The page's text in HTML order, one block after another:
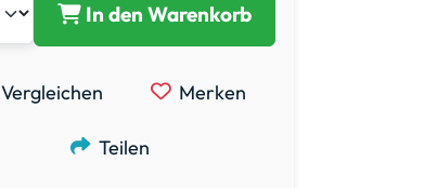
In den Warenkorb
Vergleichen Merken
Teilen